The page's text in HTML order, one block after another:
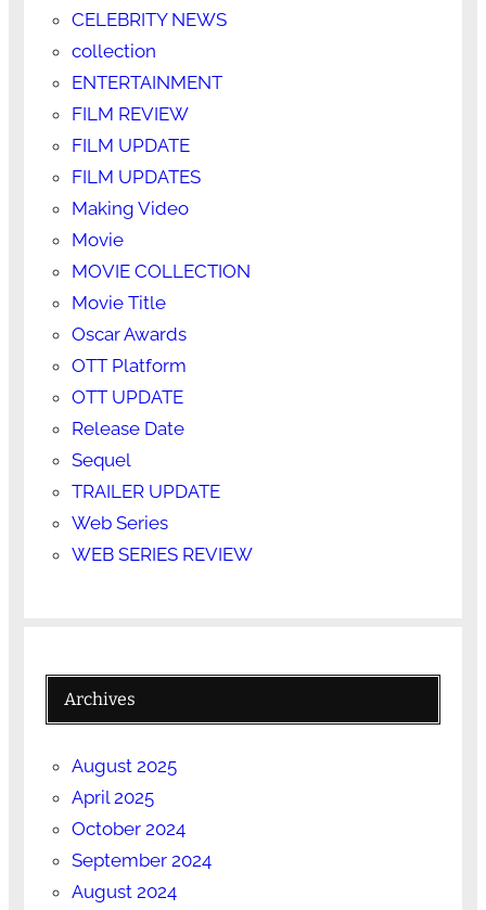
CELEBRITY NEWS
collection
ENTERTAINMENT
FILM REVIEW
FILM UPDATE
FILM UPDATES
Making Video
Movie
MOVIE COLLECTION
Movie Title
Oscar Awards
OTT Platform
OTT UPDATE
Release Date
Sequel
TRAILER UPDATE
Web Series
WEB SERIES REVIEW
Archives
August 2025
April 2025
October 2024
September 2024
August 2024